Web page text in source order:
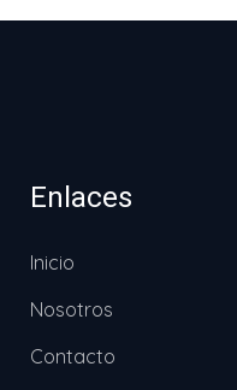
Enlaces
Inicio
Nosotros
Contacto